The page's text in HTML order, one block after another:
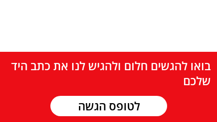
בואו להגשים חלום ולהגיש לנו את כתב היד
שלכם
לטופס הגשה